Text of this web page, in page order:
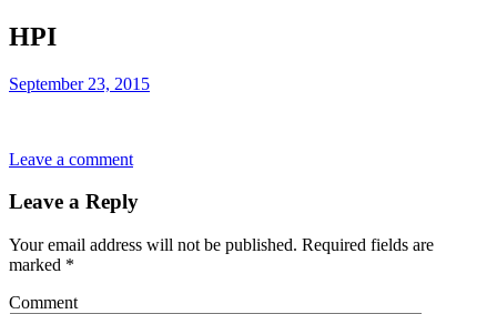
HPI
September 23, 2015
Leave a comment
Leave a Reply
Your email address will not be published. Required fields are
marked *
Comment